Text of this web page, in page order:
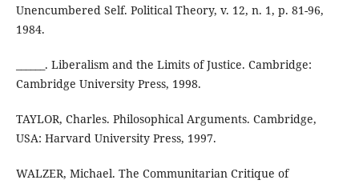
Unencumbered Self. Political Theory, v. 12, n. 1, p. 81-96,
1984.
______. Liberalism and the Limits of Justice. Cambridge:
Cambridge University Press, 1998.
TAYLOR, Charles. Philosophical Arguments. Cambridge,
USA: Harvard University Press, 1997.
WALZER, Michael. The Communitarian Critique of